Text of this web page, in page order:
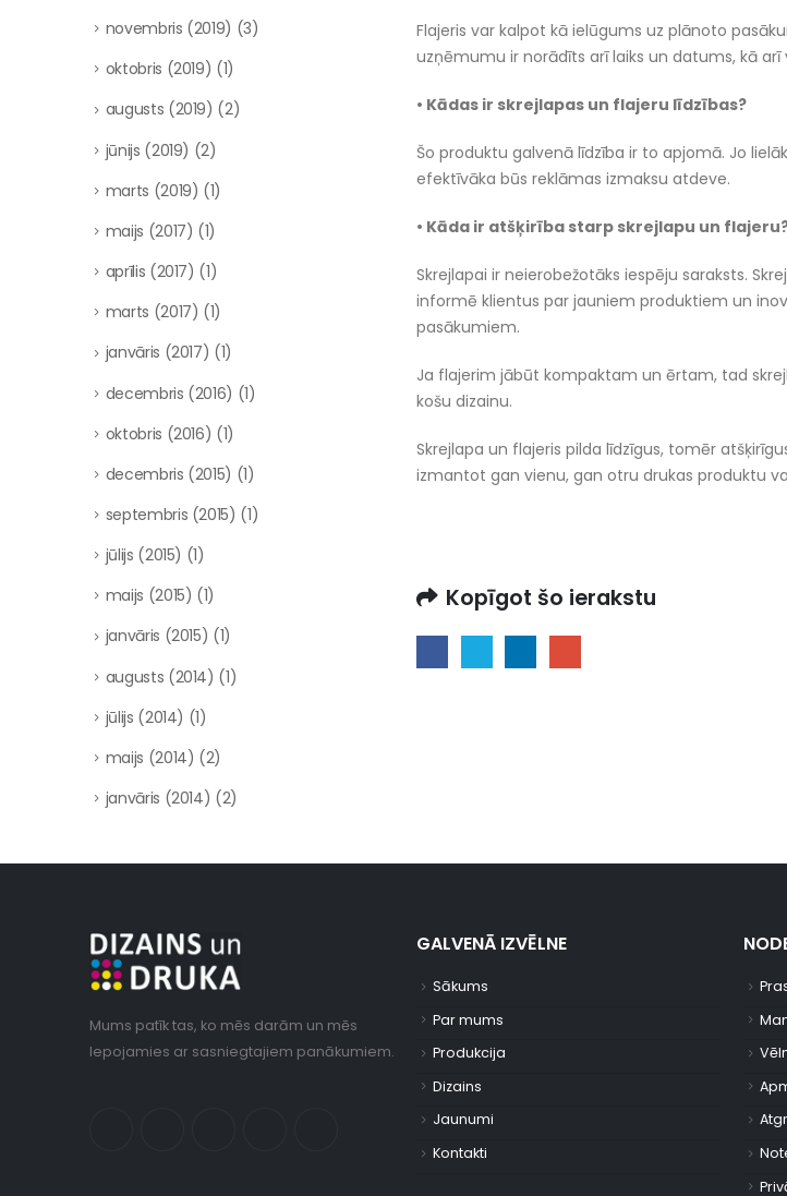
Flajeris var kalpot kā ielūgums uz plānoto
uzņēmumu ir norādīts arī laiks un datums, kā
• Kādas ir skrejlapas un flajeru līdzības?
Šo produktu galvenā līdzība ir to apjomā. Jo
efektīvāka būs reklāmas izmaksu atdeve.
• Kāda ir atšķirība starp skrejlapu un
Skrejlapai ir neierobežotāks iespēju saraksts.
informē klientus par jauniem produktiem un
pasākumiem.
Ja flajerim jābūt kompaktam un ērtam, tad
košu dizainu.
Skrejlapa un flajeris pilda līdzīgus, tomēr
izmantot gan vienu, gan otru drukas produktu
Kopīgot šo ierakstu
novembris (2019) (3)
oktobris (2019) (1)
augusts (2019) (2)
jūnijs (2019) (2)
marts (2019) (1)
maijs (2017) (1)
aprīlis (2017) (1)
marts (2017) (1)
janvāris (2017) (1)
decembris (2016) (1)
oktobris (2016) (1)
decembris (2015) (1)
septembris (2015) (1)
jūlijs (2015) (1)
maijs (2015) (1)
janvāris (2015) (1)
augusts (2014) (1)
jūlijs (2014) (1)
maijs (2014) (2)
janvāris (2014) (2)
Mums patīk tas, ko mēs darām un mēs
lepojamies ar sasniegtajiem panākumiem.
GALVENĀ IZVĒLNE
Sākums
Par mums
Produkcija
Dizains
Jaunumi
Kontakti